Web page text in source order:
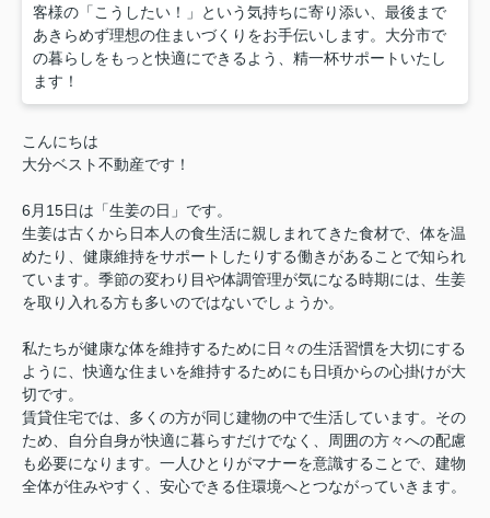
客様の「こうしたい！」という気持ちに寄り添い、最後まで
あきらめず理想の住まいづくりをお手伝いします。大分市で
の暮らしをもっと快適にできるよう、精一杯サポートいたし
ます！
こんにちは
大分ベスト不動産です！
6月15日は「生姜の日」です。
生姜は古くから日本人の食生活に親しまれてきた食材で、体を温
めたり、健康維持をサポートしたりする働きがあることで知られ
ています。季節の変わり目や体調管理が気になる時期には、生姜
を取り入れる方も多いのではないでしょうか。
私たちが健康な体を維持するために日々の生活習慣を大切にする
ように、快適な住まいを維持するためにも日頃からの心掛けが大
切です。
賃貸住宅では、多くの方が同じ建物の中で生活しています。その
ため、自分自身が快適に暮らすだけでなく、周囲の方々への配慮
も必要になります。一人ひとりがマナーを意識することで、建物
全体が住みやすく、安心できる住環境へとつながっていきます。